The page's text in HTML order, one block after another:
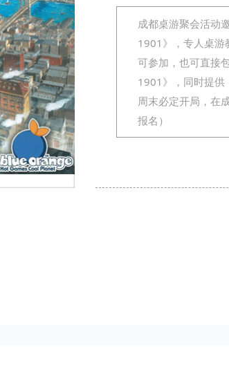
成都桌游聚会活动
1901》，专人桌游
可参加，也可直接
1901》，同时提供
周末必定开局，在
报名）